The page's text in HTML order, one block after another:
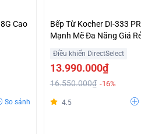
Cao
So sánh
Bếp Từ Kocher DI-333
Mạnh Mẽ Đa Năng Giá
Điều khiển DirectSelect
13.990.000₫
16.550.000₫ -16%
4.5